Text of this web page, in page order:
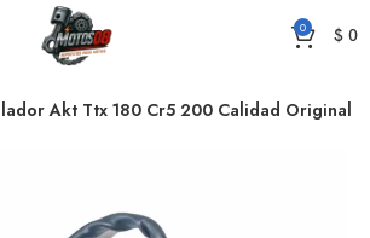
0 $0
Akt Ttx 180 Cr5 200 Calidad Original